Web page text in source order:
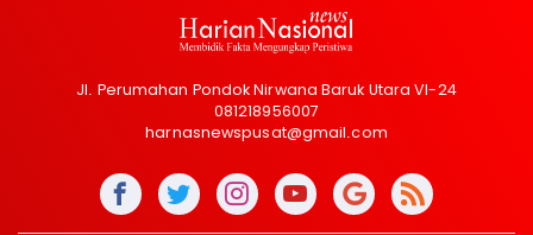
Jl. Perumahan Pondok Nirwana Baruk Utara VI-24
081218956007
harnasnewspusat@gmail.com